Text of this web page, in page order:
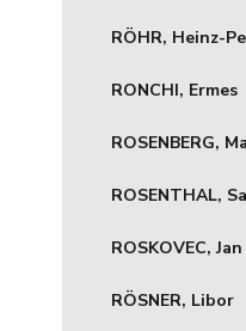
RÖHR, Heinz-
RONCHI, Ermes
ROSENBERG,
ROSENTHAL,
ROSKOVEC, Jan
RÖSNER, Libor